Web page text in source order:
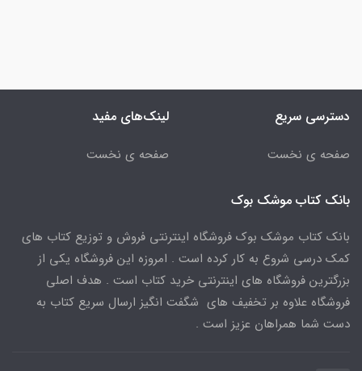
دسترسی سریع
صفحه ی نخست
لینک‌های مفید
صفحه ی نخست
بانک کتاب موشک بوک
بانک کتاب موشک بوک فروشگاه اینترنتی فروش و توزیع کتاب های
کمک درسی شروع به کار کرده است . امروزه این فروشگاه یکی از
بزرگترین فروشگاه های اینترنتی خرید کتاب است . هدف اصلی
فروشگاه علاوه بر تخفیف های شگفت انگیز ارسال سریع کتاب به
دست شما همراهان عزیز است .